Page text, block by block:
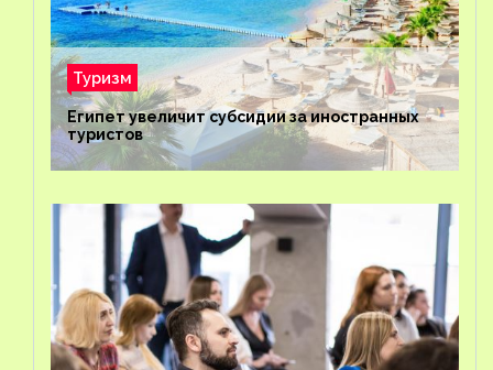
Туризм
Египет увеличит субсидии за иностранных
туристов